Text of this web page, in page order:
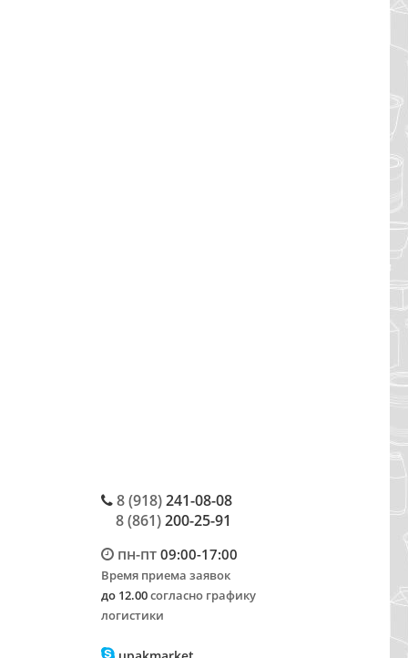
8 (918)241-08-08
8 (861)200-25-91
пн-пт09:00-17:00
Время приема заявок
до 12.00согласно графику
логистики